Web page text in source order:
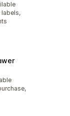
labels,